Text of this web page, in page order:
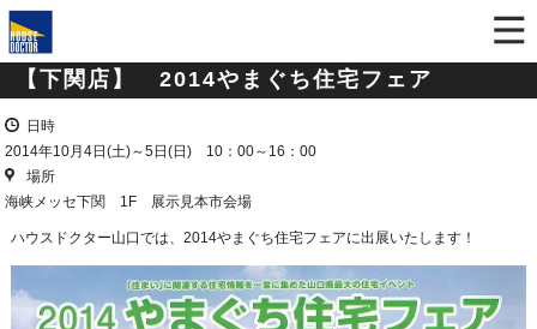
【下関店】 2014やまぐち住宅フェア
日時
2014年10月4日(土)～5日(日) 10：00～16：00
場所
海峡メッセ下関 1F 展示見本市会場
ハウスドクター山口では、2014やまぐち住宅フェアに出展いたします！